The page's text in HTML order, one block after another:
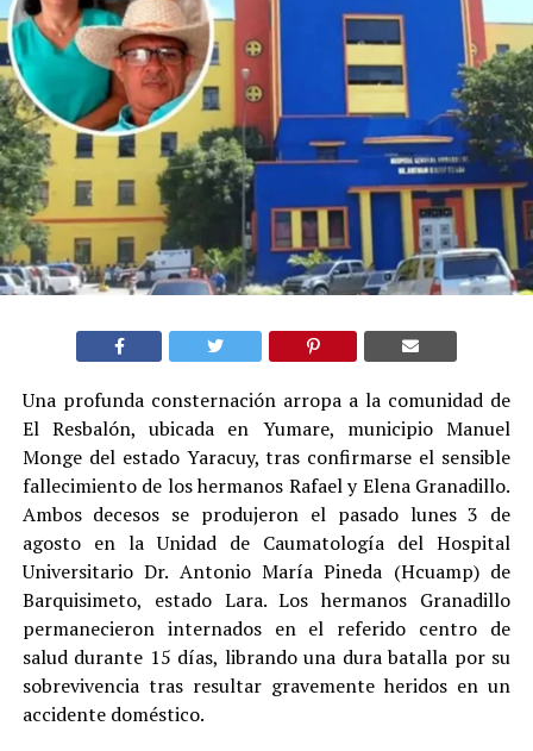
Una profunda consternación arropa a la comunidad de
El Resbalón, ubicada en Yumare, municipio Manuel
Monge del estado Yaracuy, tras confirmarse el sensible
fallecimiento de los hermanos Rafael y Elena Granadillo.
Ambos decesos se produjeron el pasado lunes 3 de
agosto en la Unidad de Caumatología del Hospital
Universitario Dr. Antonio María Pineda (Hcuamp) de
Barquisimeto, estado Lara. Los hermanos Granadillo
permanecieron internados en el referido centro de
salud durante 15 días, librando una dura batalla por su
sobrevivencia tras resultar gravemente heridos en un
accidente doméstico.